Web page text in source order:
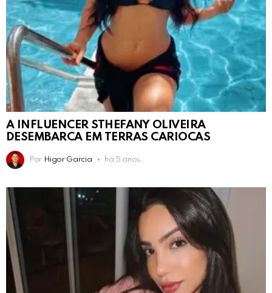
A INFLUENCER STHEFANY OLIVEIRA
DESEMBARCA EM TERRAS CARIOCAS
Por Higor Garcia há 5 anos